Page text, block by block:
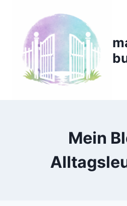
springen
Mein